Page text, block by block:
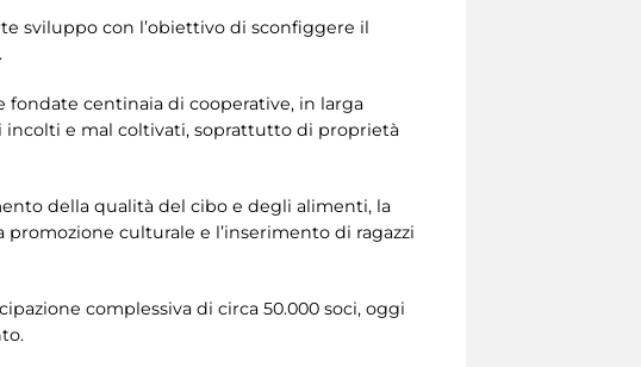
sviluppo con l’obiettivo di sconfiggere il
fondate centinaia di cooperative, in larga
e mal coltivati, soprattutto di proprietà
della qualità del cibo e degli alimenti, la
culturale e l’inserimento di ragazzi
complessiva di circa 50.000 soci, oggi